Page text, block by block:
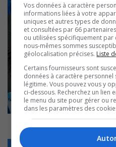
Vos données à caractère
informations liées à votre
uniques et autres types de
et consultées par 66
ou utilisées spécifiquement par
nous-mêmes sommes
géolocalisation précises. Liste
Certains fournisseurs sont
données à caractère
légitime. Vous pouvez vous y
ci-dessous. Recherchez un lien
le menu du site pour gérer ou
dans les paramètres des